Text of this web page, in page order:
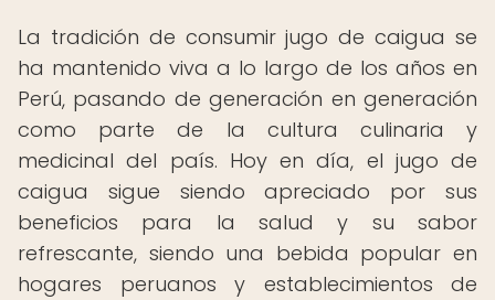
La tradición de consumir jugo de caigua se
ha mantenido viva a lo largo de los años en
Perú, pasando de generación en generación
como parte de la cultura culinaria y
medicinal del país. Hoy en día, el jugo de
caigua sigue siendo apreciado por sus
beneficios para la salud y su sabor
refrescante, siendo una bebida popular en
hogares peruanos y establecimientos de